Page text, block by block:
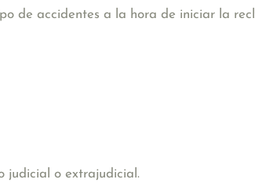
de accidentes a la hora de iniciar la
judicial o extrajudicial.